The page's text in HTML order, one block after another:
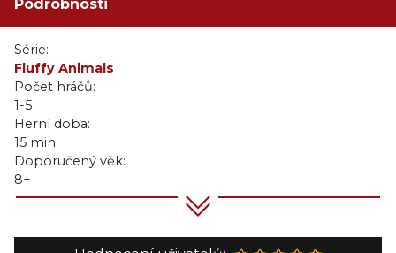
Podrobnosti
Série:
Fluffy Animals
Počet hráčů:
1-5
Herní doba:
15 min.
Doporučený věk:
8+